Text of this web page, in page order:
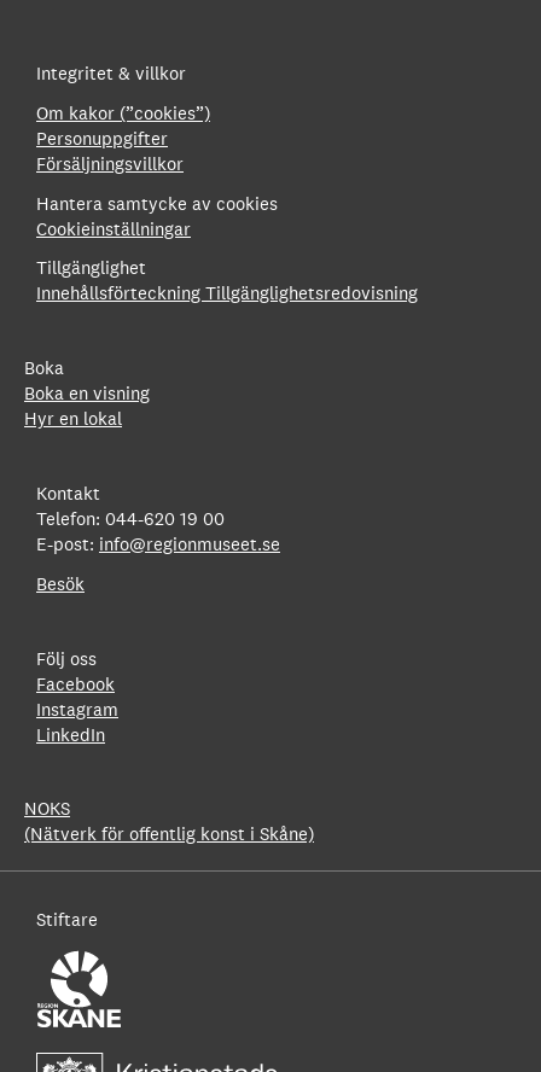
Integritet & villkor
Om kakor (”cookies”)
Personuppgifter
Försäljningsvillkor
Hantera samtycke av cookies
Cookieinställningar
Tillgänglighet
Innehållsförteckning Tillgänglighetsredovisning
Boka
Boka en visning
Hyr en lokal
Kontakt
Telefon: 044-620 19 00
E-post: info@regionmuseet.se
Besök
Följ oss
Facebook
Instagram
LinkedIn
NOKS
(Nätverk för offentlig konst i Skåne)
Stiftare